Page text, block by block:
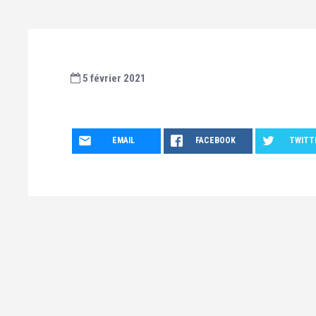
5 février 2021
EMAIL FACEBOOK